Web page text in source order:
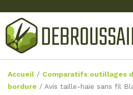
Accueil / Comparatifs outillages
bordure / Avis taille-haie sans fil